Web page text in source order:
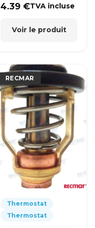
4.39€TVA incluse
Voir le produit
RECMAR
Thermostat
Thermostat